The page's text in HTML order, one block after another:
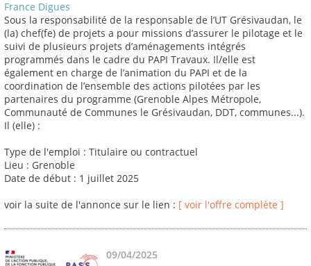
France Digues
Sous la responsabilité de la responsable de l’UT Grésivaudan, le
(la) chef(fe) de projets a pour missions d’assurer le pilotage et le
suivi de plusieurs projets d’aménagements intégrés
programmés dans le cadre du PAPI Travaux. Il/elle est
également en charge de l’animation du PAPI et de la
coordination de l’ensemble des actions pilotées par les
partenaires du programme (Grenoble Alpes Métropole,
Communauté de Communes le Grésivaudan, DDT, communes...).
Il (elle) :
Type de l'emploi : Titulaire ou contractuel
Lieu : Grenoble
Date de début : 1 juillet 2025
voir la suite de l'annonce sur le lien : [ voir l'offre complète ]
09/04/2025